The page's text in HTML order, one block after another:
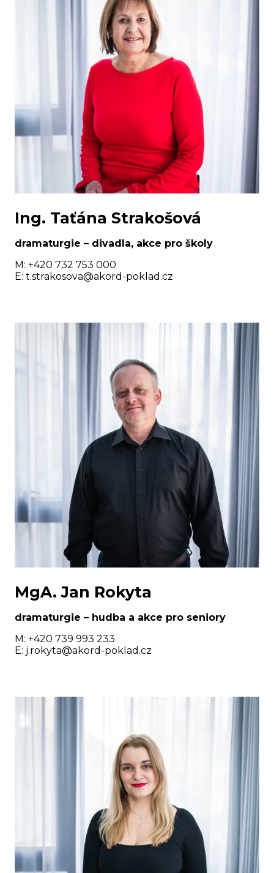
Ing. Taťána Strakošová
dramaturgie – divadla, akce pro školy
M: +420 732 753 000
E: t.strakosova@akord-poklad.cz
MgA. Jan Rokyta
dramaturgie – hudba a akce pro seniory
M: +420 739 993 233
E: j.rokyta@akord-poklad.cz